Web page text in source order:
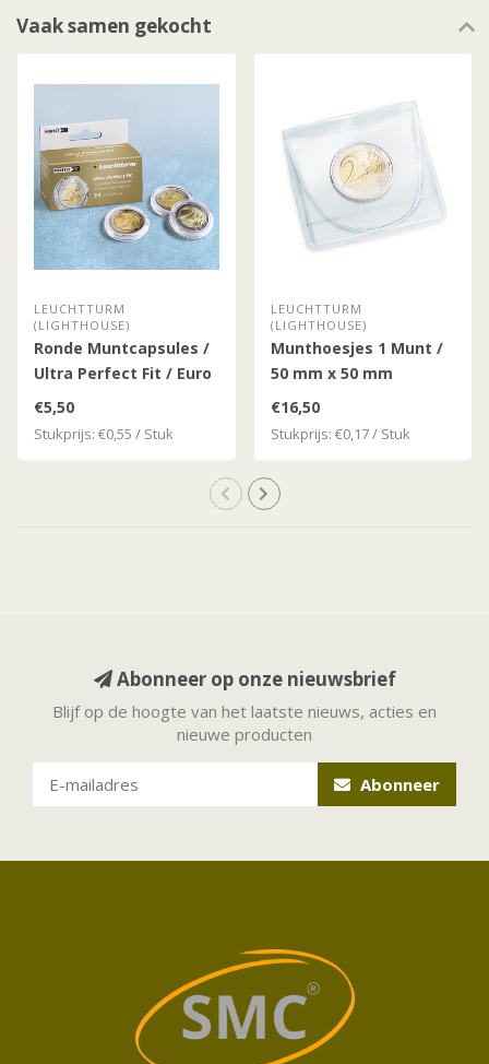
Vaak samen gekocht
LEUCHTTURM
(LIGHTHOUSE)
Ronde Muntcapsules /
Ultra Perfect Fit / Euro
Munten
€5,50
Stukprijs: €0,55 / Stuk
LEUCHTTURM
(LIGHTHOUSE)
Munthoesjes 1 Munt /
50 mm x 50 mm
€16,50
Stukprijs: €0,17 / Stuk
Abonneer op onze nieuwsbrief
Blijf op de hoogte van het laatste nieuws, acties en
nieuwe producten
Abonneer